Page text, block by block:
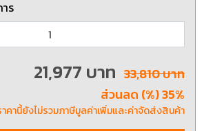
ร
21,977 บาท 33,810 บาท
ส่วนลด (%) 35%
าคานี้ยังไม่รวมภาษีมูลค่าเพิ่มและค่าจัดส่งสินค้า